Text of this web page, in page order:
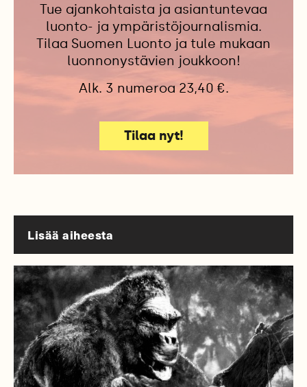
Tue ajankohtaista ja asiantuntevaa
luonto- ja ympäristöjournalismia.
Tilaa Suomen Luonto ja tule mukaan
luonnonystävien joukkoon!
Alk. 3 numeroa 23,40 €.
Tilaa nyt!
Lisää aiheesta